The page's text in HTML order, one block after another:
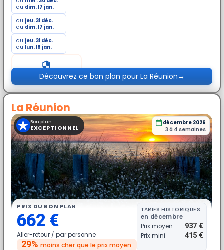
au dim. 17 jan.
du jeu. 31 déc.
au dim. 17 jan.
du jeu. 31 déc.
au lun. 18 jan.
Prix exceptionnel
Découvrez ce bon plan pour La Réunion→
La Réunion
décembre 2026
3 à 4 semaines
★Bon plan
EXCEPTIONNEL
PRIX DU BON PLAN
662 €
Aller-retour / par personne
29% moins cher que le prix moyen
TARIFS HISTORIQUES
en décembre
Prix moyen
937 €
Prix mini 415 €